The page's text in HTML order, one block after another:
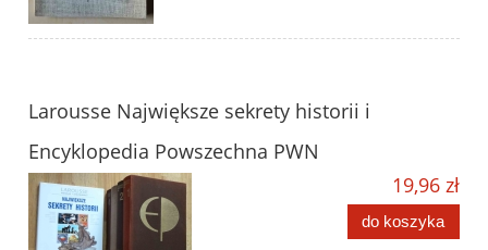
Larousse Największe sekrety historii i
Encyklopedia Powszechna PWN
19,96 zł
do koszyka